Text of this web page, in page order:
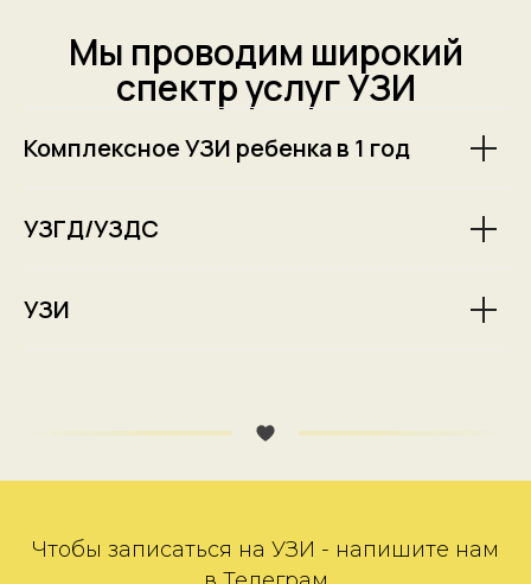
Мы проводим широкий
спектр услуг УЗИ
Комплексное УЗИ ребенка в 1 год
УЗГД/УЗДС
УЗИ
Чтобы записаться на УЗИ - напишите нам